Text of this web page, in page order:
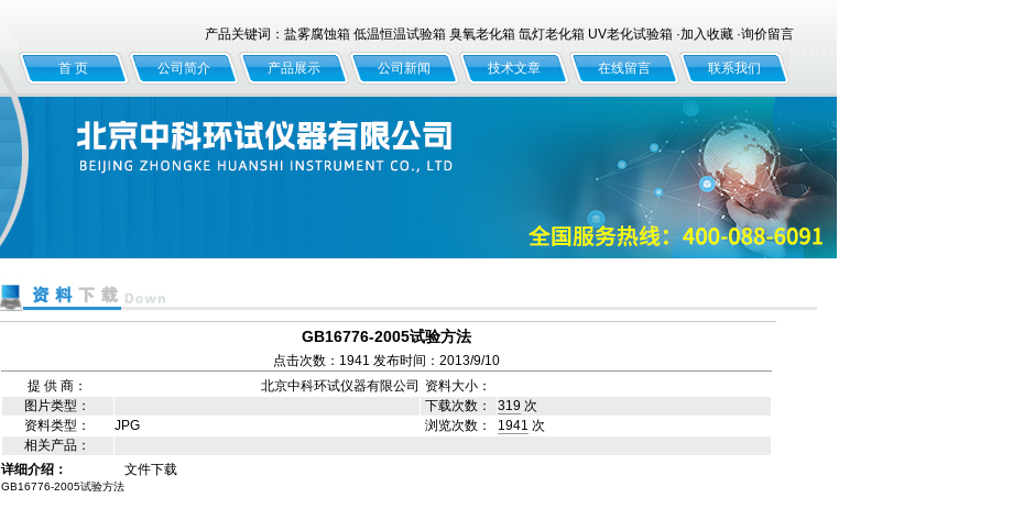
产品关键词：盐雾腐蚀箱 低温恒温试验箱 臭氧老化箱 氙灯老化箱 UV老化试验箱 ·加入收藏·询价留言
首 页 公司简介 产品展示 公司新闻 技术文章 在线留言 联系我们
GB16776-2005试验方法
点击次数：1941 发布时间：2013/9/10
提 供 商：
北京中科环试仪器有限公司
资料大小：
图片类型：
下载次数： 319 次
资料类型：
JPG 浏览次数： 1941 次
相关产品：
详细介绍：
文件下载
GB16776-2005试验方法